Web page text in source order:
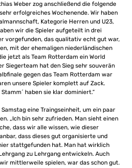
Weber zog anschließend die folgende
erfolgreiches Wochenende. Wir haben
Kategorie Herren und U23,
wir die Spieler aufgeteilt in drei
vorgefunden, das qualitativ echt gut war,
mit der ehemaligen niederländischen
jetzt als Team Rotterdam ein World
Siegerteam hat den Sieg sehr souverän
gegen das Team Rotterdam war
unsere Spieler komplett auf Zack.
haben sie klar dominiert.“
eine Traingseinheit, um ein paar
„Ich bin sehr zufrieden. Man sieht einen
dass wir alle wissen, wie dieser
dass dieses gut organisierte und
stattgefunden hat. Man hat wirklich
zu Lehrgang entwickeln. Auch
mittlerweile spielen, war das schon gut.